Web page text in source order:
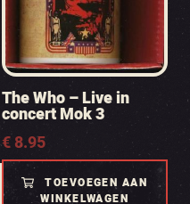
The Who – Live in
concert Mok 3
€8.95
TOEVOEGEN AAN
WINKELWAGEN